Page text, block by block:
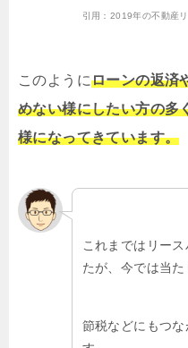
引用： 2019年の不動産
このようにローンの返済
めない様にしたい方の多
様になってきています。
これまではリー
たが、今では当た
節税などにもつ